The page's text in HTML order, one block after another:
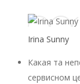
Irina Sunny
Какая та
сервисном